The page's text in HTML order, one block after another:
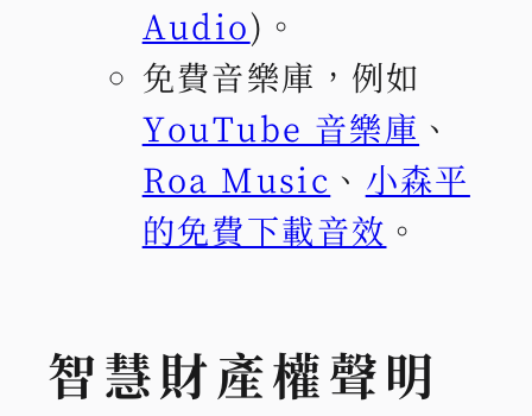
Audio)。
免費音樂庫，例如
YouTube 音樂庫 、
Roa Music 、 小森平
的免費下載音效 。
智慧財產權聲明